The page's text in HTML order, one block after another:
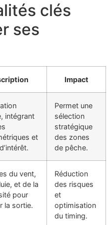
clés
ses
Impact
intégrant
et
Permet une
sélection
stratégique
des zones
de pêche.
du vent,
et de la
pour
la sortie.
Réduction
des risques
et
optimisation
du timing.